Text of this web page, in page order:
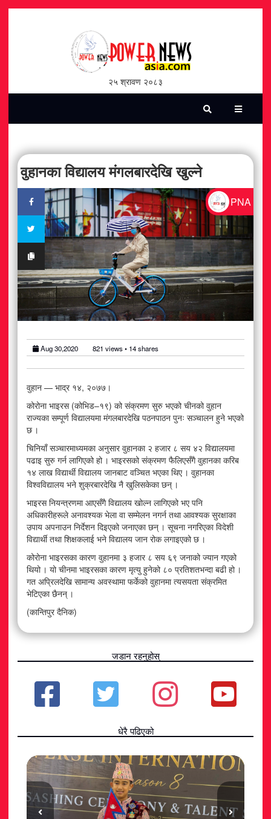
२५ श्रावण २०८३
पत्रिका
समाचार
सामाजिक
शन्ती / सुरक्षा
विश्व
विचार / विमर्श
अटोमोबाइल
आर्थिक
खेलकुद
राजनीति
स्वास्थ्य
मनोरञ्जन
जीवनशैली
वुहानका विद्यालय मंगलबारदेखि खुल्ने
PNA
Aug 30,2020 821 views • 14shares
वुहान — भाद्र १४, २०७७।
कोरोना भाइरस (कोभिड–१९) को संक्रमण सुरु भएको चीनको वुहान
राज्यका सम्पूर्ण विद्यालयमा मंगलबारदेखि पठनपाठन पुनः सञ्चालन हुने भएको
छ ।
चिनियाँ सञ्चारमाध्यमका अनुसार वुहानका २ हजार ८ सय ४२ विद्यालयमा
पढाइ सुरु गर्न लागिएको हो । भाइरसको संक्रमण फैलिएसँगै वुहानका करिब
१४ लाख विद्यार्थी विद्यालय जानबाट वञ्चित भएका थिए । वुहानका
विश्वविद्यालय भने शुक्रबारदेखि नै खुलिसकेका छन् ।
भाइरस नियन्त्रणमा आएसँगै विद्यालय खोल्न लागिएको भए पनि
अधिकारीहरूले अनावश्यक भेला वा सम्मेलन नगर्न तथा आवश्यक सुरक्षाका
उपाय अपनाउन निर्देशन दिइएको जनाएका छन् । सूचना नगरिएका विदेशी
विद्यार्थी तथा शिक्षकलाई भने विद्यालय जान रोक लगाइएको छ ।
कोरोना भाइरसका कारण वुहानमा ३ हजार ८ सय ६९ जनाको ज्यान गएको
थियो । यो चीनमा भाइरसका कारण मृत्यु हुनेको ८० प्रतिशतभन्दा बढी हो ।
गत अप्रिलदेखि सामान्य अवस्थामा फर्केको वुहानमा त्यसयता संक्रमित
भेटिएका छैनन् ।
(कान्तिपुर दैनिक)
जडान रहनुहोस्
धेरै पढिएको